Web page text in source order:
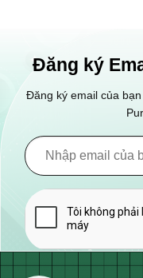
Đăng ký
Đăng ký email của